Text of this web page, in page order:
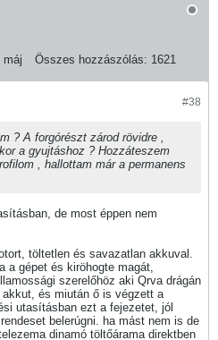
máj Összes hozzászólás: 1621
#38
? A forgórészt zárod rövidre ,
a gyujtáshoz ? Hozzáteszem
, hallottam már a permanens
de most éppen nem
töltetlen és savazatlan akkuval.
a gépet és kiröhogte magát,
szerelőhöz aki Qrva drágán
és miután ő is végzett a
utasításban ezt a fejezetet, jól
belerúgni. ha mást nem is de
dinamó töltőárama direktben